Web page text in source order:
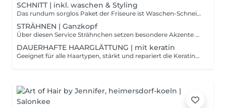
SCHNITT | inkl. waschen & Styling
Das rundum sorglos Paket der Friseure ist Waschen-Schneiden-Föhnen. Hier kannst dich entspannt zurücklehnen und dich erwartet am Ende ein neuer Haarschnitt mit dem perfekt abgestimmten Styling.
STRÄHNEN | Ganzkopf
Über diesen Service Strähnchen setzen besondere Akzente bei jeder Frisur. Entscheide dich für den Strähnchen-Look und lasse deine Haare wie nach einem Urlaub am Meer erstrahlen. Ob natürliche blonde Highlights oder ausgefallene Farben, jede Strähnchen Art verleiht deinen Haaren das gewisse Extra. In Kombination mit einem Haarschnitt und anschließendem Föhnen ist dein neues Haarstyling vollkommen. Gut zu Wissen Nach einer Coloration braucht dein Haar eine passende Pflege. Für langen Erhalt deiner Farbe lohnen sich besonders im Sommer Shampoos oder spezielle Pflegeprodukte mit Sonnenfilter.
DAUERHAFTE HAARGLÄTTUNG | mit keratin
Geeignet für alle Haartypen, stärkt und repariert die Keratinbehandlung das Haar und bekämpft gleichzeitig Fizz oder ungewollte Locken. Diese Behandlung wurde entwickelt, um das Styling deines Haares leichter handhabbar zu machen. Die Behandlung beginnt mit einer Shampoowäsche, um die Schuppenschicht zu öffnen und das Haar für die bevorstehende Behandlung empfänglich zu machen. Danach wird dein Haar getrocknet und gleichzeitig die Kur aufgetragen, damit sie Einwirken kann. Nachdem die Behandlung einige Zeit eingewirkt ist, wird das Haar geföhnt und geglättet. Dadurch wird sichergestellt, dass das Keratin in die Haaroberfläche eingeschlossen wird und die Behandlung ihre volle Wirkung entfaltet. Gut zu Wissen Die Haare sollten bis zu drei Tage nach der Behandlung nicht gewaschen werden, um ein tolles Ergebnis zu garantieren. Der Effekt hält dann bis zu sechs Monate an.